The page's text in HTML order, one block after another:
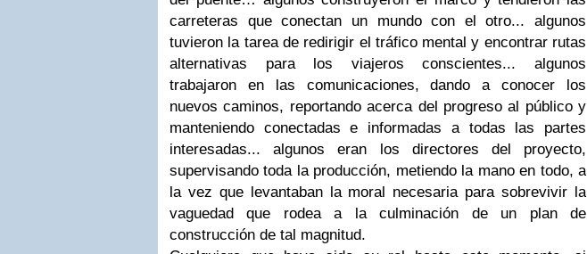
carreteras que conectan un mundo con el otro... algunos
tuvieron la tarea de redirigir el tráfico mental y encontrar rutas
alternativas para los viajeros conscientes... algunos
trabajaron en las comunicaciones, dando a conocer los
nuevos caminos, reportando acerca del progreso al público y
manteniendo conectadas e informadas a todas las partes
interesadas... algunos eran los directores del proyecto,
supervisando toda la producción, metiendo la mano en todo, a
la vez que levantaban la moral necesaria para sobrevivir la
vaguedad que rodea a la culminación de un plan de
construcción de tal magnitud.